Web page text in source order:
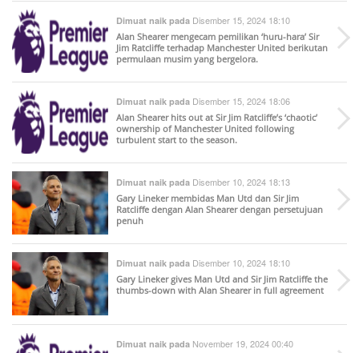
Dimuat naik pada Disember 15, 2024 18:10
Alan Shearer mengecam pemilikan ‘huru-hara’ Sir
Jim Ratcliffe terhadap Manchester United berikutan
permulaan musim yang bergelora.
Dimuat naik pada Disember 15, 2024 18:06
Alan Shearer hits out at Sir Jim Ratcliffe’s ‘chaotic’
ownership of Manchester United following
turbulent start to the season.
Dimuat naik pada Disember 10, 2024 18:13
Gary Lineker membidas Man Utd dan Sir Jim
Ratcliffe dengan Alan Shearer dengan persetujuan
penuh
Dimuat naik pada Disember 10, 2024 18:10
Gary Lineker gives Man Utd and Sir Jim Ratcliffe the
thumbs-down with Alan Shearer in full agreement
Dimuat naik pada November 19, 2024 00:40